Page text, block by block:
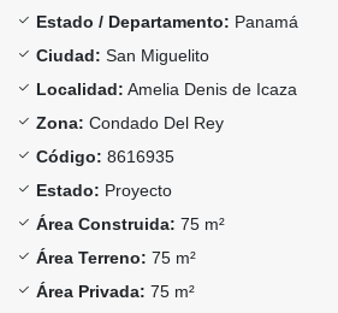
Estado / Departamento: Panamá
Ciudad: San Miguelito
Localidad: Amelia Denis de Icaza
Zona: Condado Del Rey
Código: 8616935
Estado: Proyecto
Área Construida: 75 m²
Área Terreno: 75 m²
Área Privada: 75 m²